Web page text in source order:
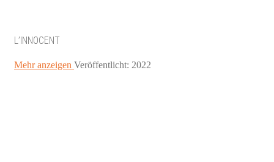
L’INNOCENT
Mehr anzeigen Veröffentlicht: 2022